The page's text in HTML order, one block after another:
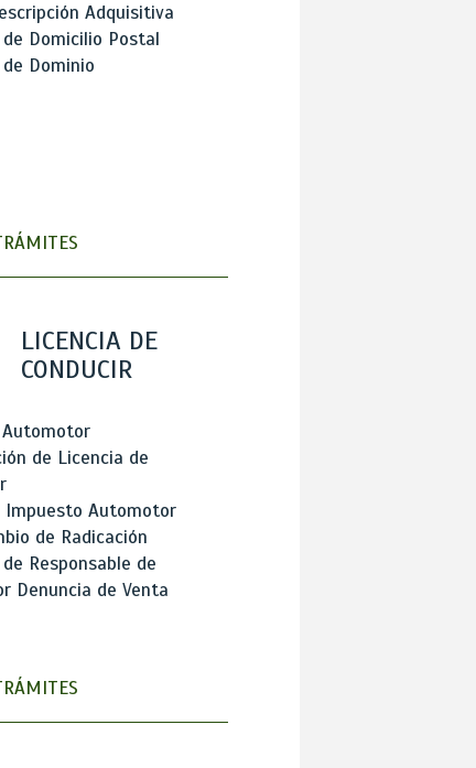
Adquisitiva
de Domicilio Postal
Dominio
LICENCIA DE
CONDUCIR
de Licencia de
Impuesto Automotor
de Radicación
Responsable de
Denuncia de Venta